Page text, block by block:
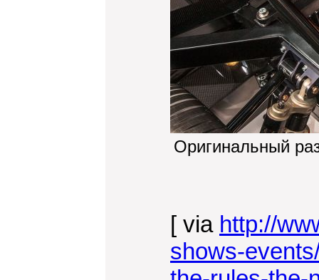
Оригинальный
[ via http://
shows-